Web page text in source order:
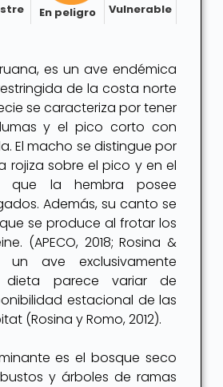
En peligro Vulnerable
es un ave endémica
de la costa norte
se caracteriza por tener
y el pico corto con
El macho se distingue por
rojiza sobre el pico y en el
que la hembra posee
Además, su canto se
se produce al frotar los
(APECO, 2018; Rosina &
un ave exclusivamente
dieta parece variar de
estacional de las
(Rosina y Romo, 2012).
es el bosque seco
y árboles de ramas